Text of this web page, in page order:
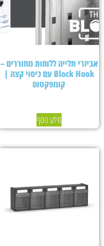
אביזרי תלייה ללוחות מחוררים –
Block Hook עם כיסוי קצה |
קומפקטוס
מידע נוסף